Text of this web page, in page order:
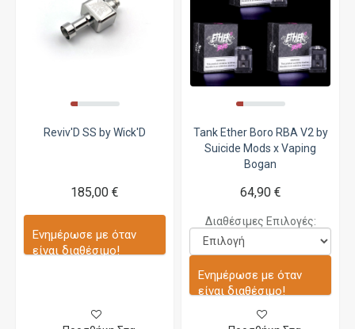
Reviv'D SS by Wick'D
185,00 €
Ενημέρωσε με όταν
είναι διαθέσιμο!
Tank Ether Boro RBA V2 by
Suicide Mods x Vaping
Bogan
64,90 €
Διαθέσιμες Επιλογές:
Ενημέρωσε με όταν
είναι διαθέσιμο!